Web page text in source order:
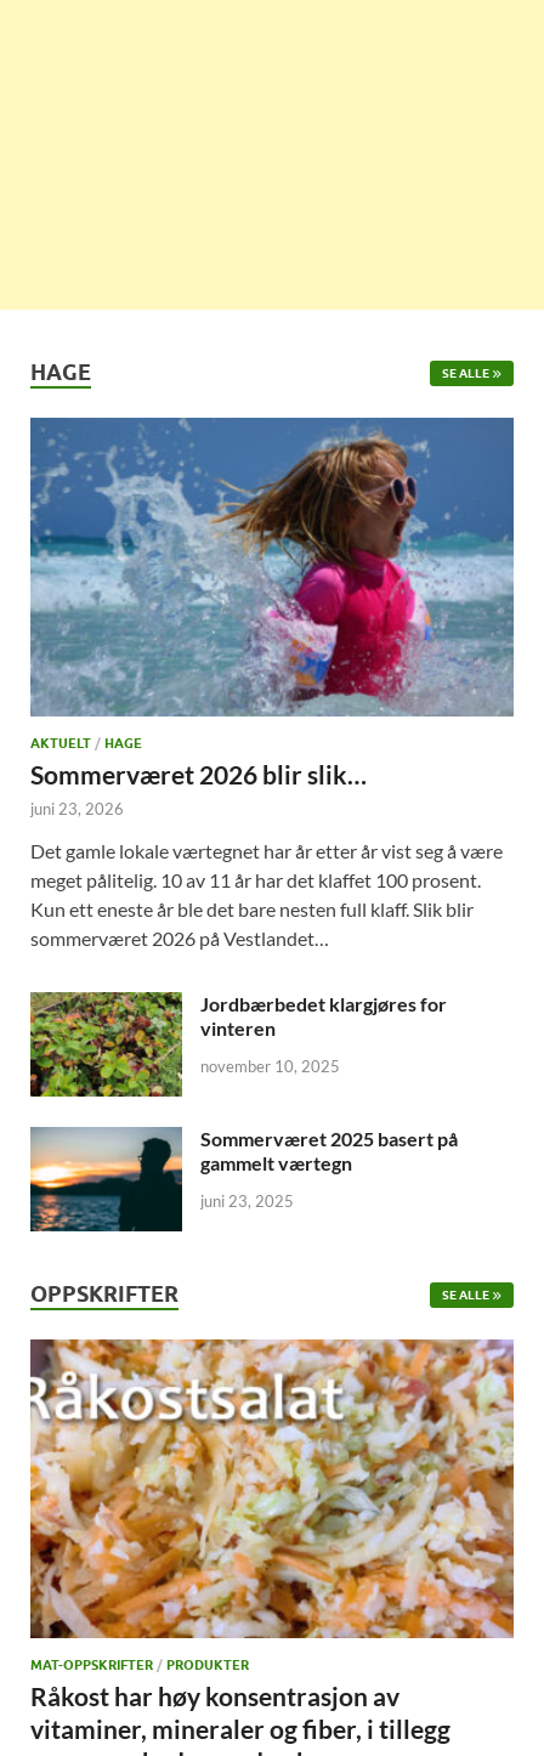
HAGE SE ALLE
AKTUELT / HAGE
Sommerværet 2026 blir slik…
juni 23, 2026
Det gamle lokale værtegnet har år etter år vist seg å være
meget pålitelig. 10 av 11 år har det klaffet 100 prosent.
Kun ett eneste år ble det bare nesten full klaff. Slik blir
sommerværet 2026 på Vestlandet…
Jordbærbedet klargjøres for
vinteren
november 10, 2025
Sommerværet 2025 basert på
gammelt værtegn
juni 23, 2025
OPPSKRIFTER SE ALLE
MAT-OPPSKRIFTER / PRODUKTER
Råkost har høy konsentrasjon av
vitaminer, mineraler og fiber, i tillegg